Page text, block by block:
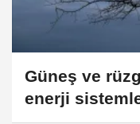
Güneş ve
enerji